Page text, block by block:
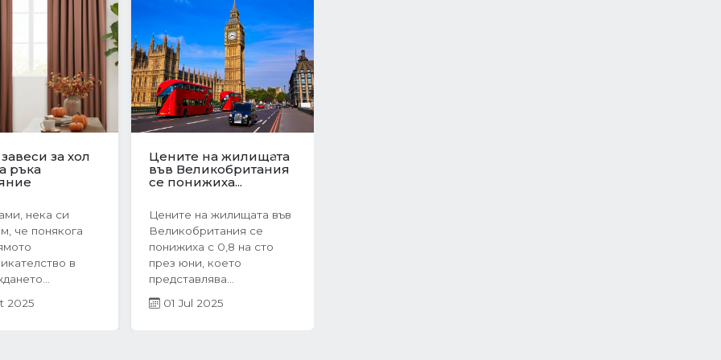
скок
на
в
на 2024
пазар
бележи
Защо да изберете
ново строителство?
Предимствата на...
Когато става въпрос за
покупка на жилище,
много хора инстинктивно
се насочват към...
05 Mar 2025
Sonraki